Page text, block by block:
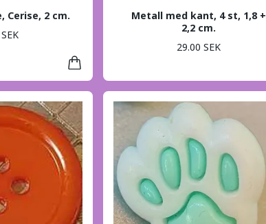
Cerise, 2 cm.
Metall med kant, 4 st, 1,8 +
2,2 cm.
29.00 SEK